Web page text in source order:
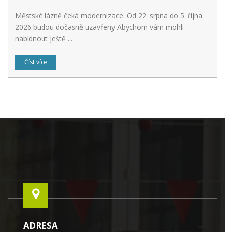
Městské lázně čeká modernizace. Od 22. srpna do 5. října
2026 budou dočasně uzavřeny Abychom vám mohli
nabídnout ještě ...
Číst více
ADRESA